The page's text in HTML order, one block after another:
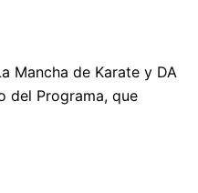
Mancha de Karate y DA
del Programa, que